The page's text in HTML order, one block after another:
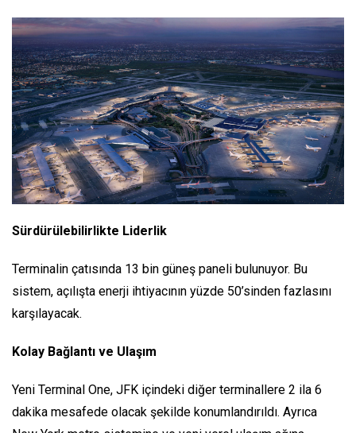
Sürdürülebilirlikte Liderlik
Terminalin çatısında 13 bin güneş paneli bulunuyor. Bu
sistem, açılışta enerji ihtiyacının yüzde 50’sinden fazlasını
karşılayacak.
Kolay Bağlantı ve Ulaşım
Yeni Terminal One, JFK içindeki diğer terminallere 2 ila 6
dakika mesafede olacak şekilde konumlandırıldı. Ayrıca